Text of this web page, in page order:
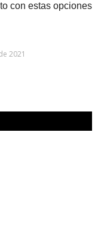
con estas opciones
2021